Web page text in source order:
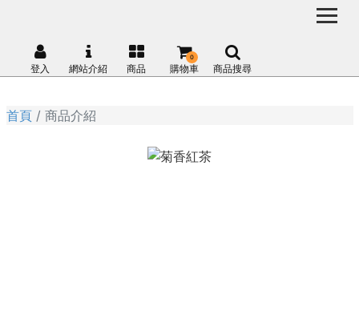
登入 網站介紹 商品 購物車
0
商品搜尋
首頁 商品介紹